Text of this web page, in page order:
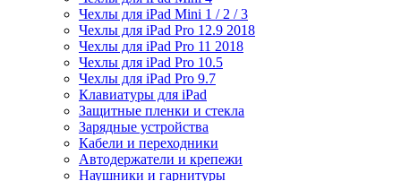
Чехлы для iPad Mini 1 / 2 / 3
Чехлы для iPad Pro 12.9 2018
Чехлы для iPad Pro 11 2018
Чехлы для iPad Pro 10.5
Чехлы для iPad Pro 9.7
Клавиатуры для iPad
Защитные пленки и стекла
Зарядные устройства
Кабели и переходники
Автодержатели и крепежи
Наушники и гарнитуры